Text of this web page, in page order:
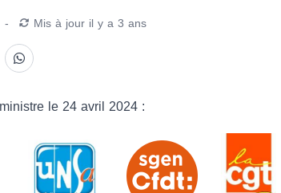
- Mis à jour il y a 3 ans
le 24 avril 2024 :